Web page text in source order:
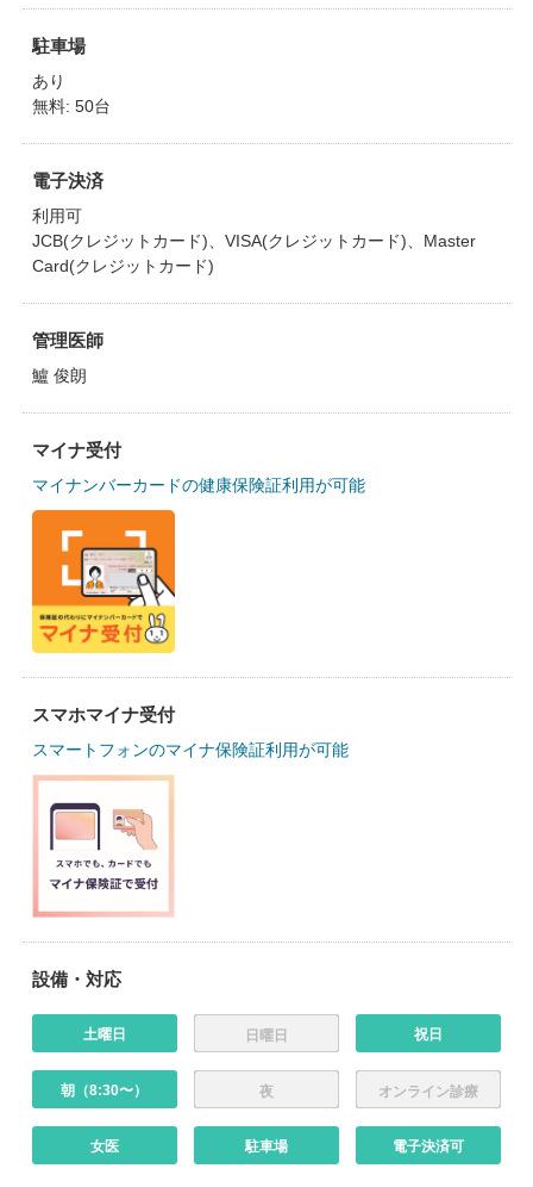
駐車場
あり
無料: 50台
電子決済
利用可
JCB(クレジットカード)、VISA(クレジットカード)、Master
Card(クレジットカード)
管理医師
鱸 俊朗
マイナ受付
マイナンバーカードの健康保険証利用が可能
スマホマイナ受付
スマートフォンのマイナ保険証利用が可能
設備・対応
土曜日 日曜日 祝日
朝（8:30〜） 夜 オンライン診療
女医 駐車場 電子決済可